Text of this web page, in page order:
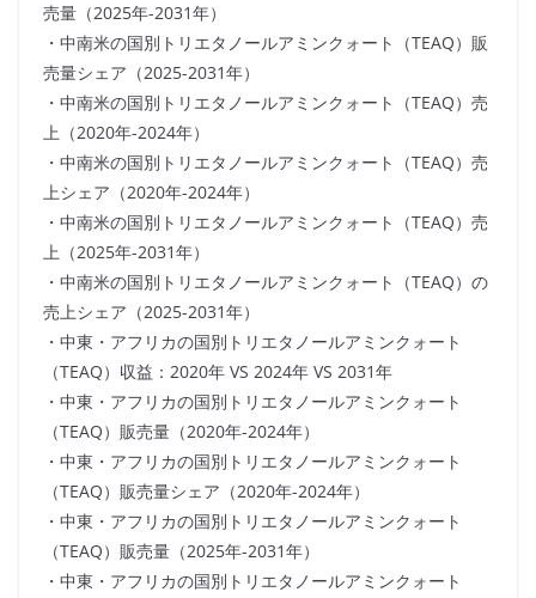
売量（2025年-2031年）
・中南米の国別トリエタノールアミンクォート（TEAQ）販
売量シェア（2025-2031年）
・中南米の国別トリエタノールアミンクォート（TEAQ）売
上（2020年-2024年）
・中南米の国別トリエタノールアミンクォート（TEAQ）売
上シェア（2020年-2024年）
・中南米の国別トリエタノールアミンクォート（TEAQ）売
上（2025年-2031年）
・中南米の国別トリエタノールアミンクォート（TEAQ）の
売上シェア（2025-2031年）
・中東・アフリカの国別トリエタノールアミンクォート
（TEAQ）収益：2020年 VS 2024年 VS 2031年
・中東・アフリカの国別トリエタノールアミンクォート
（TEAQ）販売量（2020年-2024年）
・中東・アフリカの国別トリエタノールアミンクォート
（TEAQ）販売量シェア（2020年-2024年）
・中東・アフリカの国別トリエタノールアミンクォート
（TEAQ）販売量（2025年-2031年）
・中東・アフリカの国別トリエタノールアミンクォート